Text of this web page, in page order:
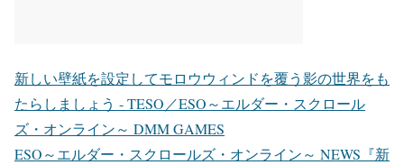
新しい壁紙を設定してモロウウィンドを覆う影の世界をも
たらしましょう - TESO／ESO～エルダー・スクロール
ズ・オンライン～ DMM GAMES
ESO～エルダー・スクロールズ・オンライン～ NEWS『新